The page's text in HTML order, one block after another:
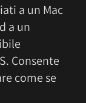
a un Mac
a un
Consente
come se